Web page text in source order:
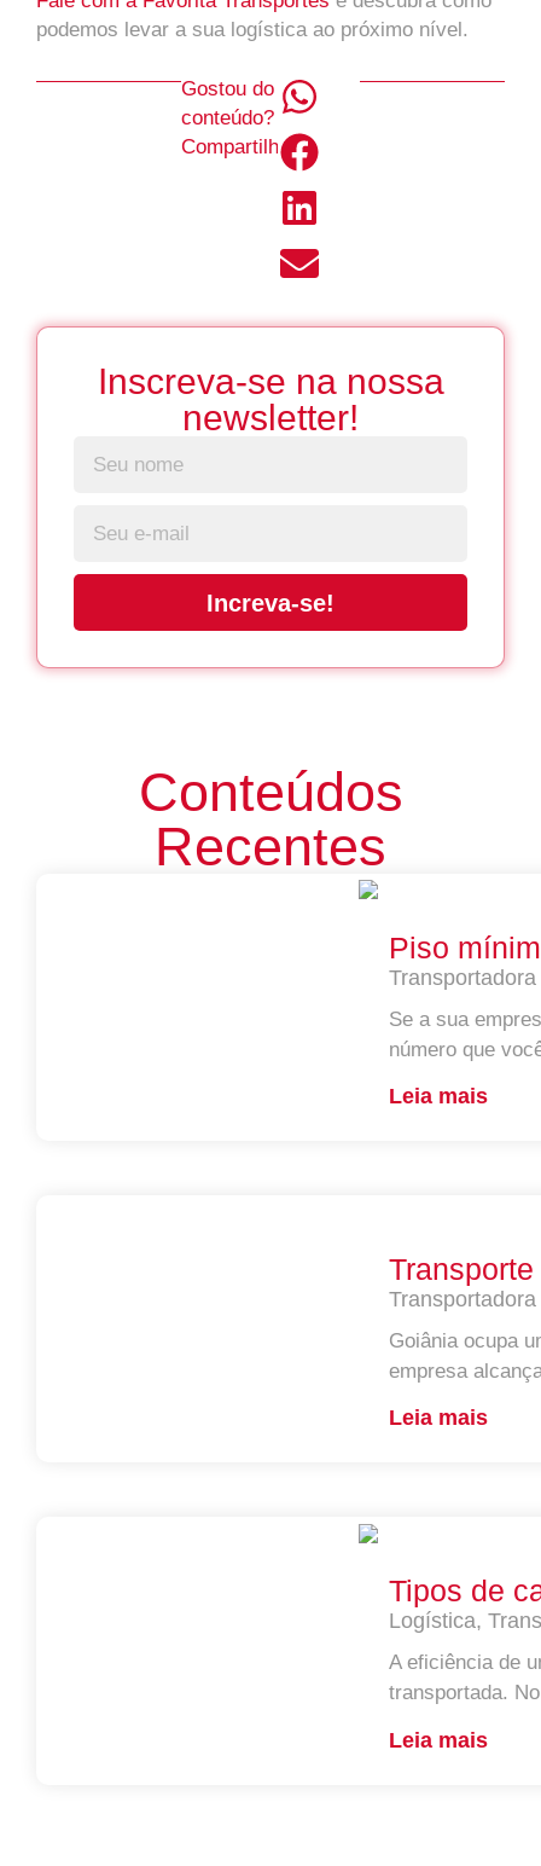
podemos levar a sua logística ao próximo nível.
Gostou do
conteúdo?
Compartilhe!
Inscreva-se na nossa
newsletter!
Increva-se!
Conteúdos
Recentes
Piso
Transportadora
Se a sua
número que
Leia mais
Transportadora
Goiânia ocupa
empresa
Leia mais
Tipos de
Logística,
A eficiência de
transportada.
Leia mais